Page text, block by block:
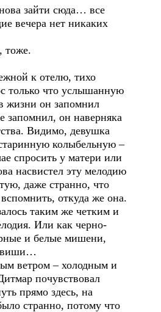
зайти сюда… все
вечера нет никаких
тоже.
к отелю, тихо
только что услышанную
жизни он запомнил
запомнил, он наверняка
Видимо, девушка
колыбельную –
спросить у матери или
насвистел эту мелодию
даже странно, что
откуда же она.
таким же четким и
Или как черно-
и белые мишени,
ветром – холодным и
почувствовал
прямо здесь, на
странно, потому что